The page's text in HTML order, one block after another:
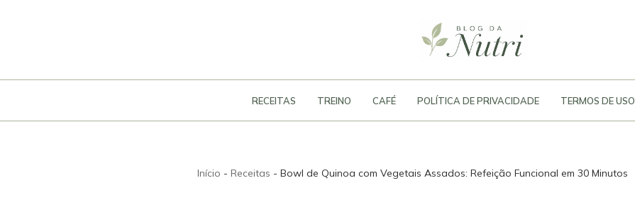
o
RECEITAS TREINO CAFÉ POLÍTICA DE PRIVACIDADE TERMOS DE USO
Início - Receitas - Bowl de Quinoa com Vegetais Assados: Refeição Funcional em 30 Minutos